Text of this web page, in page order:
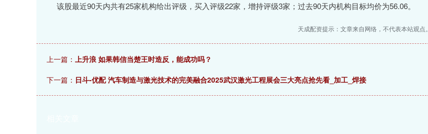
该股最近90天内共有25家机构给出评级，买入评级22家，增持评级3家；过去90天内机构目标均价为56.06。
天成配资提示：文章来自网络，不代表本站观点。
上一篇： 上升浪 如果韩信当楚王时造反，能成功吗？
下一篇： 日斗-优配 汽车制造与激光技术的完美融合2025武汉激光工程展会三大亮点抢先看_加工_焊接